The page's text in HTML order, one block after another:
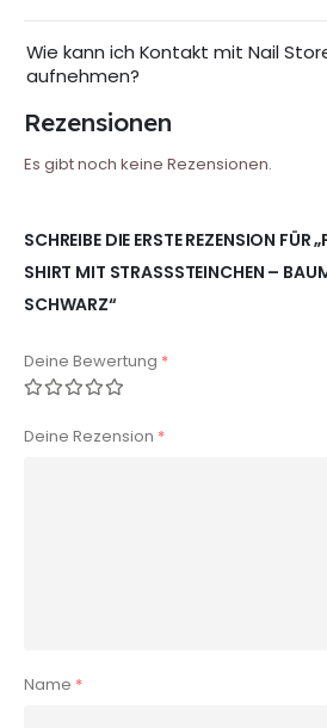
Wie kann ich Kontakt mit Nail
aufnehmen?
Rezensionen
Es gibt noch keine Rezensionen.
SCHREIBE DIE ERSTE REZENSION FÜR
SHIRT MIT STRASSSTEINCHEN –
SCHWARZ“
Deine Bewertung *
Deine Rezension *
Name *